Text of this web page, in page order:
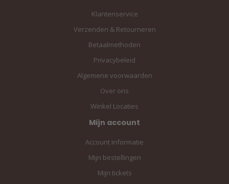
Klantenservice
Verzenden & Retourneren
Betaalmethoden
Privacybeleid
Algemene voorwaarden
Over ons
Winkel Locaties
Mijn account
Account informatie
Mijn bestellingen
Mijn tickets